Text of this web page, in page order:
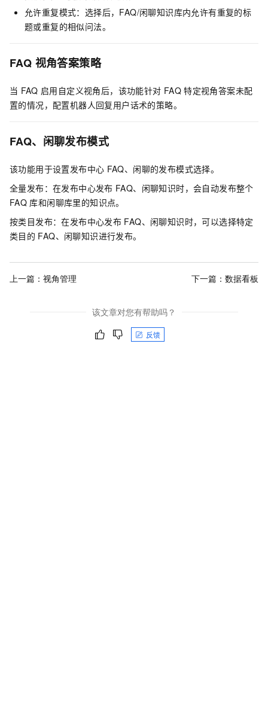
允许重复模式：选择后，FAQ/闲聊知识库内允许有重复的标
题或重复的相似问法。
FAQ 视角答案策略
当 FAQ 启用自定义视角后，该功能针对 FAQ 特定视角答案未配
置的情况，配置机器人回复用户话术的策略。
FAQ、闲聊发布模式
该功能用于设置发布中心 FAQ、闲聊的发布模式选择。
全量发布：在发布中心发布 FAQ、闲聊知识时，会自动发布整个
FAQ 库和闲聊库里的知识点。
按类目发布：在发布中心发布 FAQ、闲聊知识时，可以选择特定
类目的 FAQ、闲聊知识进行发布。
上一篇： 视角管理 下一篇： 数据看板
该文章对您有帮助吗？
反馈